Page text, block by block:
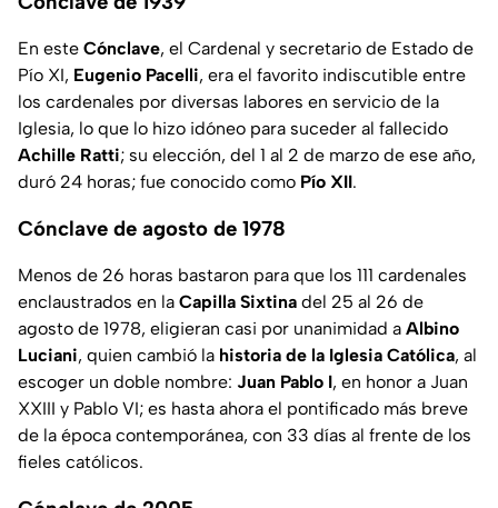
En este Cónclave, el Cardenal y secretario de Estado de
Pío XI, Eugenio Pacelli, era el favorito indiscutible entre
los cardenales por diversas labores en servicio de la
Iglesia, lo que lo hizo idóneo para suceder al fallecido
Achille Ratti; su elección, del 1 al 2 de marzo de ese año,
duró 24 horas; fue conocido como Pío XII.
Cónclave de agosto de 1978
Menos de 26 horas bastaron para que los 111 cardenales
enclaustrados en la Capilla Sixtina del 25 al 26 de
agosto de 1978, eligieran casi por unanimidad a Albino
Luciani, quien cambió la historia de la Iglesia Católica, al
escoger un doble nombre: Juan Pablo I, en honor a Juan
XXIII y Pablo VI; es hasta ahora el pontificado más breve
de la época contemporánea, con 33 días al frente de los
fieles católicos.